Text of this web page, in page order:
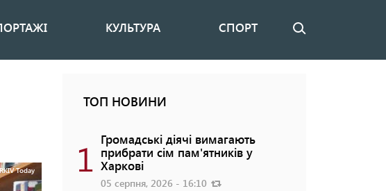
КУЛЬТУРА СПОРТ Пошук
Today
ТОП НОВИНИ
1 Громадські діячі вимагають
прибрати сім пам'ятників у
Харкові
05 серпня, 2026 - 16:10